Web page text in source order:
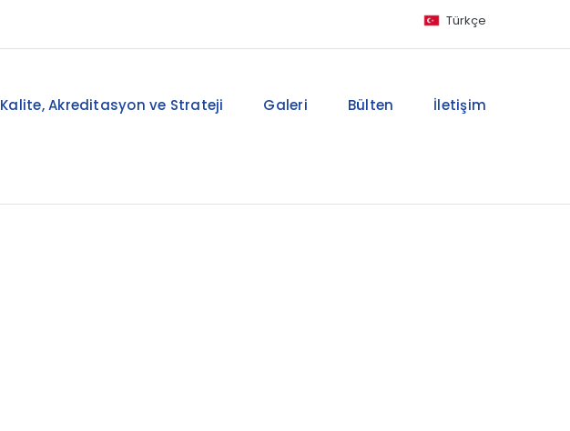
Türkçe
Kalite, Akreditasyon ve Strateji Galeri Bülten İletişim